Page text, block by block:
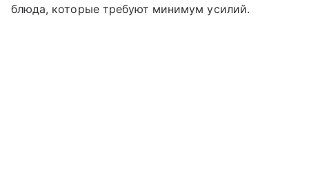
блюда, которые требуют минимум усилий.